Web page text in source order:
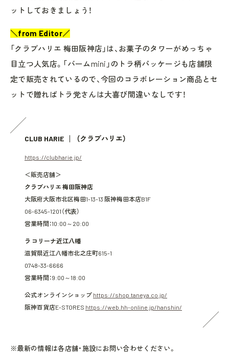
ットしておきましょう！
＼from Editor／
「クラブハリエ 梅田阪神店」は、お菓子のタワーがめっちゃ
目立つ人気店。「バームmini」のトラ柄パッケージも店舗限
定で販売されているので、今回のコラボレーション商品とセ
ットで贈ればトラ党さんは大喜び間違いなしです！
CLUB HARIE （クラブハリエ）
https://clubharie.jp/
＜販売店舗＞
クラブハリエ 梅田阪神店
大阪府大阪市北区梅田1-13-13 阪神梅田本店B1F
06-6345-1201（代表）
営業時間：10:00～20:00
ラ コリーナ近江八幡
滋賀県近江八幡市北之庄町615-1
0748-33-6666
営業時間：9:00～18:00
公式オンラインショップ https://shop.taneya.co.jp/
阪神百貨店E-STORES https://web.hh-online.jp/hanshin/
※最新の情報は各店舗・施設にお問い合わせください。